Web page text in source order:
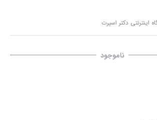
اینترنتی دکتر اسپرت
ناموجود